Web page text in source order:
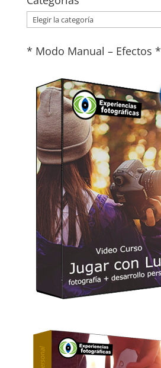
Categorías
* Modo Manual – Efectos *